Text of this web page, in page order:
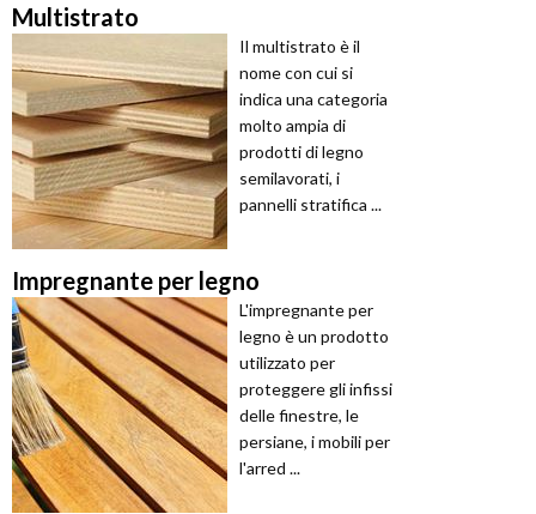
Multistrato
Il multistrato è il
nome con cui si
indica una categoria
molto ampia di
prodotti di legno
semilavorati, i
pannelli stratifica ...
Impregnante per legno
L'impregnante per
legno è un prodotto
utilizzato per
proteggere gli infissi
delle finestre, le
persiane, i mobili per
l'arred ...